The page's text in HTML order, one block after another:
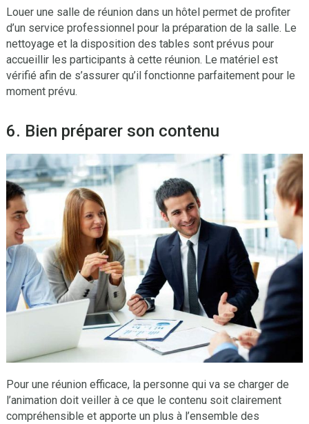
Louer une salle de réunion dans un hôtel permet de profiter
d’un service professionnel pour la préparation de la salle. Le
nettoyage et la disposition des tables sont prévus pour
accueillir les participants à cette réunion. Le matériel est
vérifié afin de s’assurer qu’il fonctionne parfaitement pour le
moment prévu.
6. Bien préparer son contenu
Pour une réunion efficace, la personne qui va se charger de
l’animation doit veiller à ce que le contenu soit clairement
compréhensible et apporte un plus à l’ensemble des